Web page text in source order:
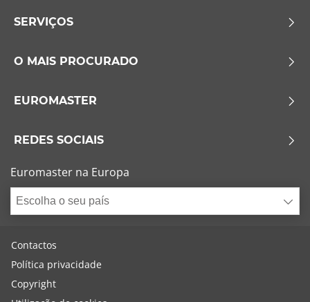
SERVIÇOS
O MAIS PROCURADO
EUROMASTER
REDES SOCIAIS
Euromaster na Europa
Escolha o seu país
Contactos
Política privacidade
Copyright